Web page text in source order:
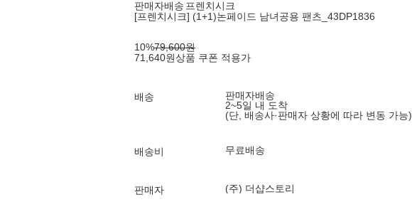
판매자배송 프렌치시크
[프렌치시크] (1+1)논페이드 남녀공용 팬츠_43DP1836
10%79,600원
71,640원상품 쿠폰 적용가
배송
판매자배송
2~5일 내 도착
(단, 배송사·판매자 상황에 따라 변동 가능)
배송비 무료배송
판매자 (주) 더샵스토리